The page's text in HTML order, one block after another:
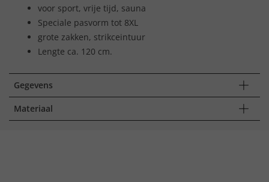
voor sport, vrije tijd, sauna
Speciale pasvorm tot 8XL
grote zakken, strikceintuur
Lengte ca. 120 cm.
Gegevens
Materiaal